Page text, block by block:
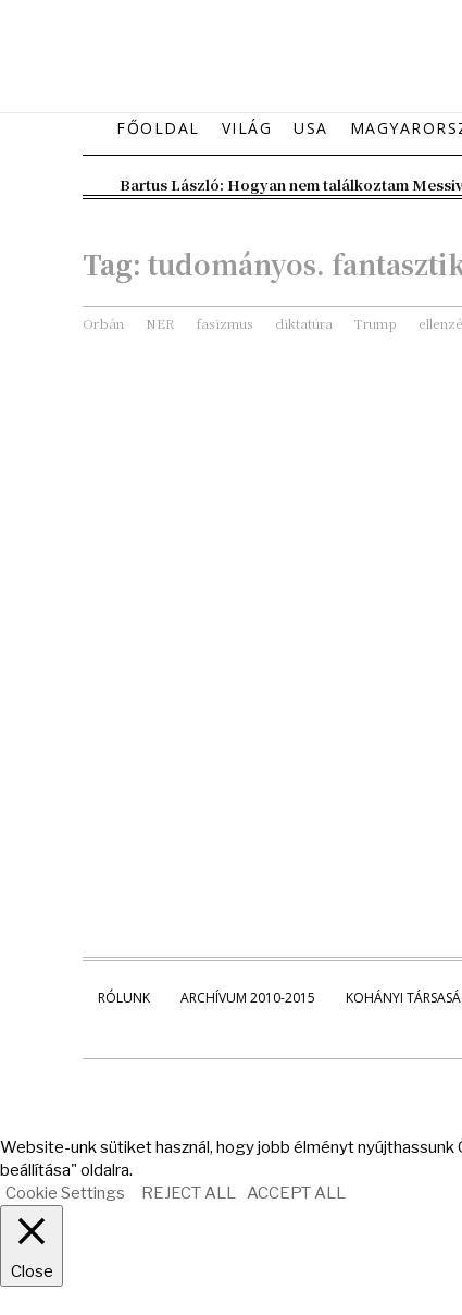
FŐOLDAL VILÁG USA
Bartus László: Hogyan nem találkoztam
Tag: tudományos.
Orbán NER fasizmus diktatúra Trump
RÓLUNK ARCHÍVUM 2010-2015 KOHÁNYI
Website-unk sütiket használ, hogy jobb élményt nyújthassunk
beállítása" oldalra.
Cookie Settings
REJECT ALL ACCEPT ALL
Close